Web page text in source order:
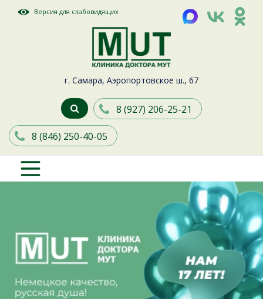
Версия для слабовидящих
г. Самара, Аэропортовское ш., 67
8 (927) 206-25-21
8 (846) 250-40-05